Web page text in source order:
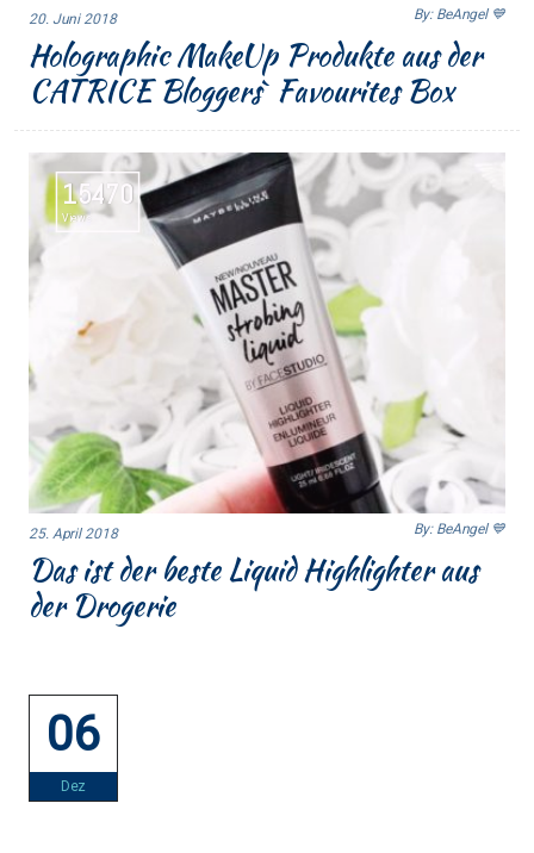
20. Juni 2018 By: BeAngel 💙
Holographic MakeUp Produkte aus der
CATRICE Bloggers` Favourites Box
15470
Views
25. April 2018 By: BeAngel 💙
Das ist der beste Liquid Highlighter aus
der Drogerie
06
Dez